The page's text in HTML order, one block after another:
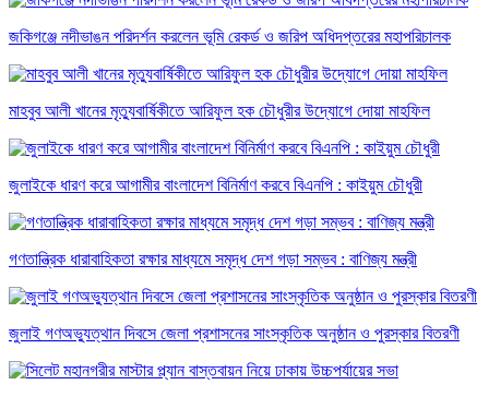
জকিগঞ্জে নদীভাঙন পরিদর্শন করলেন ভূমি রেকর্ড ও জরিপ অধিদপ্তরের মহাপরিচালক
মাহবুব আলী খানের মৃত্যুবার্ষিকীতে আরিফুল হক চৌধুরীর উদ্যোগে দোয়া মাহফিল
জুলাইকে ধারণ করে আগামীর বাংলাদেশ বিনির্মাণ করবে বিএনপি : কাইয়ুম চৌধুরী
গণতান্ত্রিক ধারাবাহিকতা রক্ষার মাধ্যমে সমৃদ্ধ দেশ গড়া সম্ভব : বাণিজ্য মন্ত্রী
জুলাই গণঅভ্যুত্থান দিবসে জেলা প্রশাসনের সাংস্কৃতিক অনুষ্ঠান ও পুরস্কার বিতরণী